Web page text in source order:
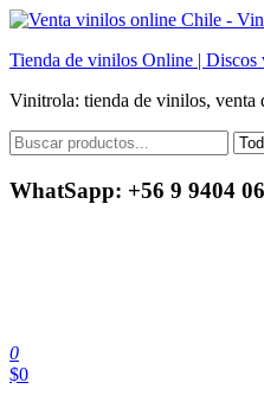
Saltar
contenido
Tienda de vinilos Online |
Vinitrola: tienda de vinilos, venta
WhatSapp: +56 9 9404
0
$0